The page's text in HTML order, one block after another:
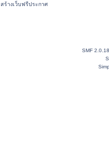
สร้างเว็บฟรีประกาศ
SMF 2.0.18